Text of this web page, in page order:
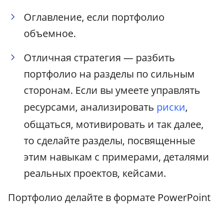
Оглавление, если портфолио
объемное.
Отличная стратегия — разбить
портфолио на разделы по сильным
сторонам. Если вы умеете управлять
ресурсами, анализировать риски,
общаться, мотивировать и так далее,
то сделайте разделы, посвященные
этим навыкам с примерами, деталями
реальных проектов, кейсами.
Портфолио делайте в формате PowerPoint